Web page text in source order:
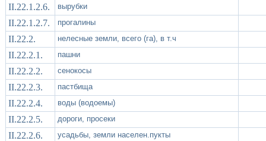
II.22.1.2.6. вырубки
II.22.1.2.7. прогалины
II.22.2. нелесные земли, всего (га), в т.ч
II.22.2.1. пашни
II.22.2.2. сенокосы
II.22.2.3. пастбища
II.22.2.4. воды (водоемы)
II.22.2.5. дороги, просеки
II.22.2.6. усадьбы, земли населен.пукты